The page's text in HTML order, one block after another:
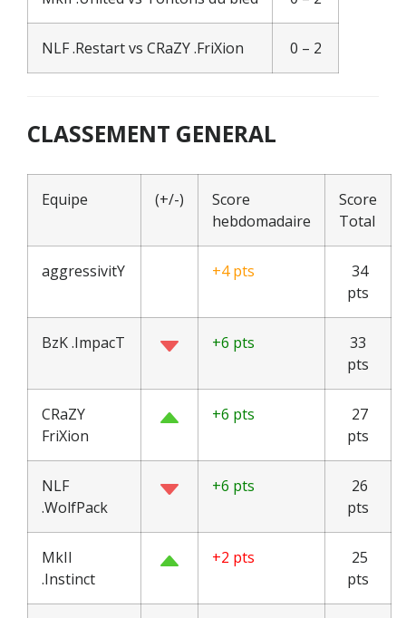
NLF .Restart vs CRaZY .FriXion 0 – 2
CLASSEMENT GENERAL
Equipe (+/-)
Score
hebdomadaire
Score
Total
aggressivitY +4 pts
34
pts
BzK .ImpacT +6 pts
33
pts
CRaZY
FriXion
+6 pts
27
pts
NLF
.WolfPack
+6 pts
26
pts
MkII
.Instinct
+2 pts
25
pts